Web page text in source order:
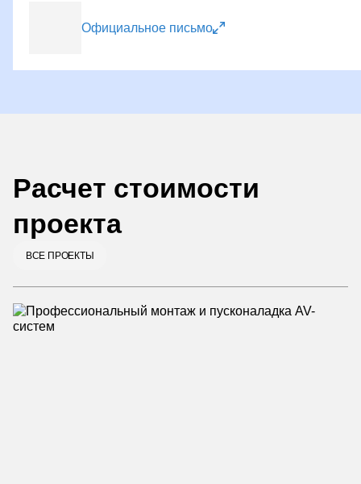
Официальное письмо
Расчет стоимости
проекта
ВСЕ ПРОЕКТЫ